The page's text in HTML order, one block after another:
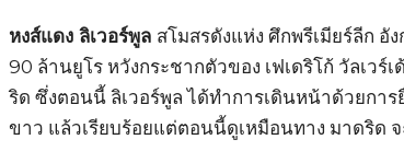
หงส์แดง ลิเวอร์พูล สโมสรดังแห่ง ศึกพรีเมียร์ลีก อั
90 ล้านยูโร หวังกระชากตัวของ เฟเดริโก้ วัลเวร์เ
ริด ซึ่งตอนนี้ ลิเวอร์พูล ได้ทำการเดินหน้าด้วยกา
ขาว แล้วเรียบร้อยแต่ตอนนี้ดูเหมือนทาง มาดริด จ